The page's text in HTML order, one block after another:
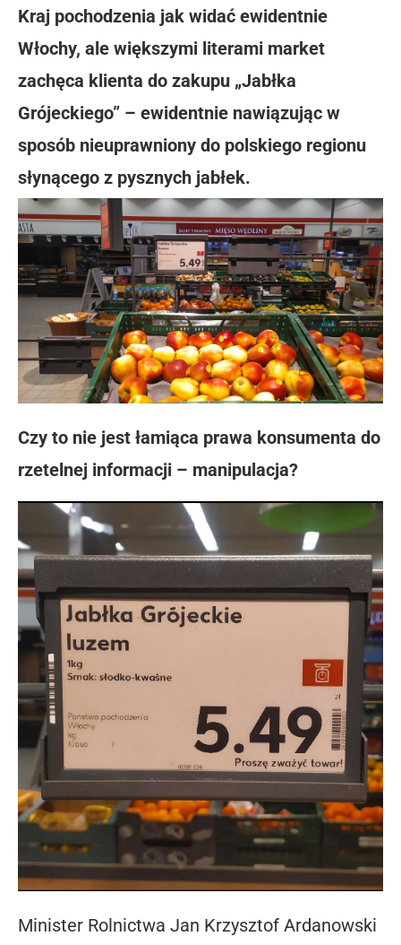
Kraj pochodzenia jak widać ewidentnie
Włochy, ale większymi literami market
zachęca klienta do zakupu „Jabłka
Grójeckiego” – ewidentnie nawiązując w
sposób nieuprawniony do polskiego regionu
słynącego z pysznych jabłek.
Czy to nie jest łamiąca prawa konsumenta do
rzetelnej informacji – manipulacja?
Minister Rolnictwa Jan Krzysztof Ardanowski